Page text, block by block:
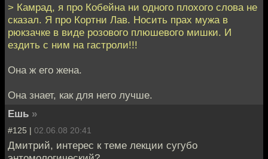
> Камрад, я про Кобейна ни одного плохого слова не
сказал. Я про Кортни Лав. Носить прах мужа в
рюкзачке в виде розового плюшевого мишки. И
ездить с ним на гастроли!!!
Она ж его жена.
Она знает, как для него лучше.
Ешь »
#125 | 02.06.08 20:41
Дмитрий, интерес к теме лекции сугубо